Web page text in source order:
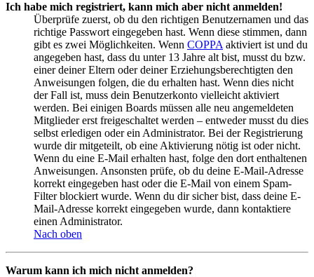
Ich habe mich registriert, kann mich aber nicht anmelden!
Überprüfe zuerst, ob du den richtigen Benutzernamen und das
richtige Passwort eingegeben hast. Wenn diese stimmen, dann
gibt es zwei Möglichkeiten. Wenn COPPA aktiviert ist und du
angegeben hast, dass du unter 13 Jahre alt bist, musst du bzw.
einer deiner Eltern oder deiner Erziehungsberechtigten den
Anweisungen folgen, die du erhalten hast. Wenn dies nicht
der Fall ist, muss dein Benutzerkonto vielleicht aktiviert
werden. Bei einigen Boards müssen alle neu angemeldeten
Mitglieder erst freigeschaltet werden – entweder musst du dies
selbst erledigen oder ein Administrator. Bei der Registrierung
wurde dir mitgeteilt, ob eine Aktivierung nötig ist oder nicht.
Wenn du eine E-Mail erhalten hast, folge den dort enthaltenen
Anweisungen. Ansonsten prüfe, ob du deine E-Mail-Adresse
korrekt eingegeben hast oder die E-Mail von einem Spam-
Filter blockiert wurde. Wenn du dir sicher bist, dass deine E-
Mail-Adresse korrekt eingegeben wurde, dann kontaktiere
einen Administrator.
Nach oben
Warum kann ich mich nicht anmelden?